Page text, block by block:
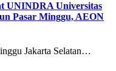
UNINDRA Universitas
Pasar Minggu, AEON
Jakarta Selatan…